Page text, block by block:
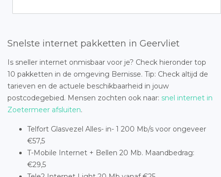
Snelste internet pakketten in Geervliet
Is sneller internet onmisbaar voor je? Check hieronder top
10 pakketten in de omgeving Bernisse. Tip: Check altijd de
tarieven en de actuele beschikbaarheid in jouw
postcodegebied. Mensen zochten ook naar: snel internet in
Zoetermeer afsluiten.
Telfort Glasvezel Alles- in- 1 200 Mb/s voor ongeveer
€57,5
T-Mobile Internet + Bellen 20 Mb. Maandbedrag:
€29,5